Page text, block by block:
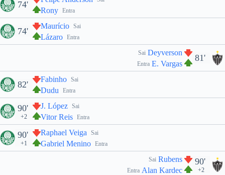
Entra
Rony
74'
Sai
Maurício
Entra
Lázaro
74'
81'
Sai Deyverson
Entra E. Vargas
Sai
Fabinho
Entra
Dudu
82'
Sai
J. López
Entra
Vitor Reis
90'
+2
Sai
Raphael Veiga
Entra
Gabriel Menino
90'
+1
90'
+2
Sai Rubens
Entra Alan Kardec